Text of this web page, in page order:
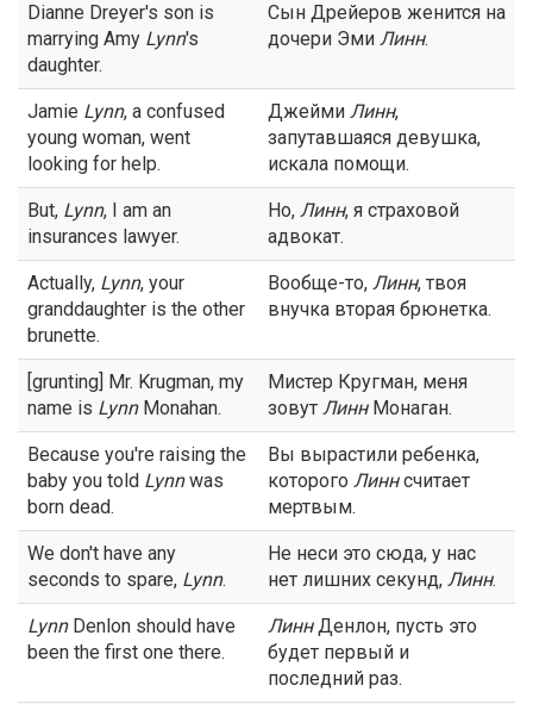
Dianne Dreyer's son is
marrying Amy Lynn's
daughter.
Сын Дрейеров женится на
дочери Эми Линн.
Jamie Lynn, a confused
young woman, went
looking for help.
Джейми Линн,
запутавшаяся девушка,
искала помощи.
But, Lynn, I am an
insurances lawyer.
Но, Линн, я страховой
адвокат.
Actually, Lynn, your
granddaughter is the other
brunette.
Вообще-то, Линн, твоя
внучка вторая брюнетка.
[grunting] Mr. Krugman, my
name is LynnMonahan.
Мистер Кругман, меня
зовут ЛиннМонаган.
Because you're raising the
baby you told Lynnwas
born dead.
Вы вырастили ребенка,
которого Линнсчитает
мертвым.
We don't have any
seconds to spare, Lynn.
Не неси это сюда, у нас
нет лишних секунд, Линн.
LynnDenlon should have
been the first one there.
ЛиннДенлон, пусть это
будет первый и
последний раз.